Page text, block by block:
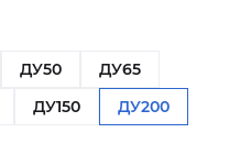
ДУ50
ДУ65
ДУ150
ДУ200